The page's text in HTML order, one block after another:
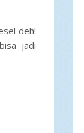
deh!
jadi